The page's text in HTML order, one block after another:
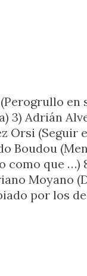
en
3) Adrián
Orsi (Seguir
Boudou
como que …)
Moyano
por los